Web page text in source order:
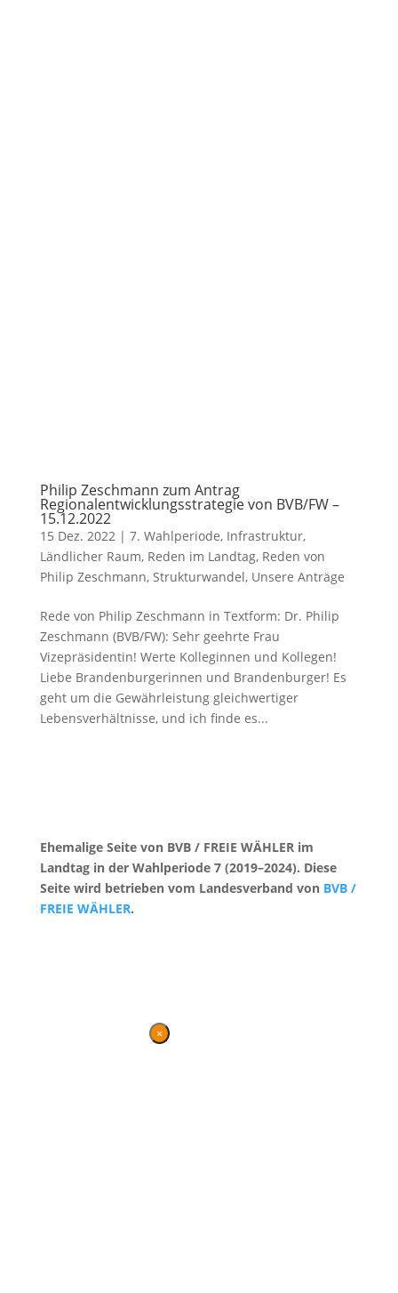
Philip Zeschmann zum Antrag
Regionalentwicklungsstrategie von BVB/FW –
15.12.2022
15 Dez. 2022| 7. Wahlperiode, Infrastruktur,
Ländlicher Raum, Reden im Landtag, Reden von
Philip Zeschmann, Strukturwandel, Unsere Anträge
Rede von Philip Zeschmann in Textform: Dr. Philip
Zeschmann (BVB/FW): Sehr geehrte Frau
Vizepräsidentin! Werte Kolleginnen und Kollegen!
Liebe Brandenburgerinnen und Brandenburger! Es
geht um die Gewährleistung gleichwertiger
Lebensverhältnisse, und ich finde es...
Ehemalige Seite von BVB / FREIE WÄHLER im
Landtag in der Wahlperiode 7 (2019–2024). Diese
Seite wird betrieben vom Landesverband von BVB /
FREIE WÄHLER.
×